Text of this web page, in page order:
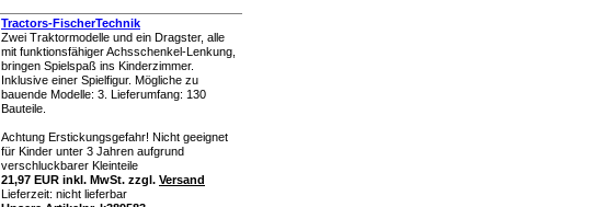
Tractors-FischerTechnik
Zwei Traktormodelle und ein Dragster, alle
mit funktionsfähiger Achsschenkel-Lenkung,
bringen Spielspaß ins Kinderzimmer.
Inklusive einer Spielfigur. Mögliche zu
bauende Modelle: 3. Lieferumfang: 130
Bauteile.
Achtung Erstickungsgefahr! Nicht geeignet
für Kinder unter 3 Jahren aufgrund
verschluckbarer Kleinteile
21,97 EUR inkl. MwSt. zzgl. Versand
Lieferzeit: nicht lieferbar